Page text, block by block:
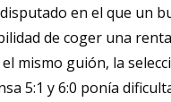
en el que un
de coger una
mismo guión, la
5:1 y 6:0 ponía